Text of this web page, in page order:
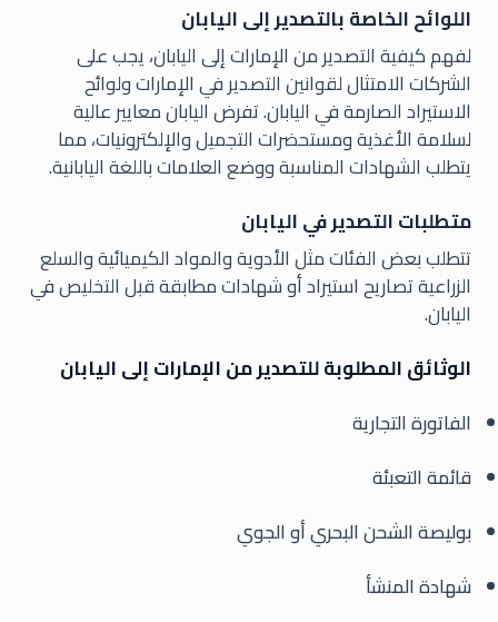
اللوائح الخاصة بالتصدير إلى اليابان
لفهم كيفية التصدير من الإمارات إلى اليابان، يجب على
الشركات الامتثال لقوانين التصدير في الإمارات ولوائح
الاستيراد الصارمة في اليابان. تفرض اليابان معايير عالية
لسلامة الأغذية ومستحضرات التجميل والإلكترونيات، مما
يتطلب الشهادات المناسبة ووضع العلامات باللغة اليابانية.
متطلبات التصدير في اليابان
تتطلب بعض الفئات مثل الأدوية والمواد الكيميائية والسلع
الزراعية تصاريح استيراد أو شهادات مطابقة قبل التخليص في
اليابان.
الوثائق المطلوبة للتصدير من الإمارات إلى اليابان
الفاتورة التجارية
قائمة التعبئة
بوليصة الشحن البحري أو الجوي
شهادة المنشأ